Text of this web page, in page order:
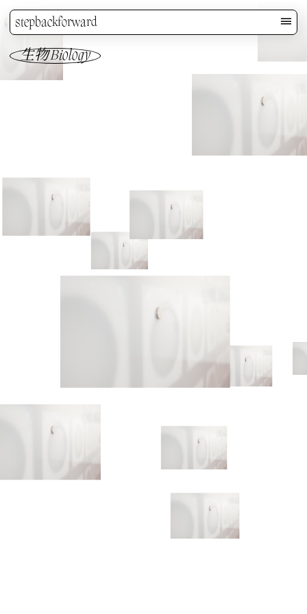
stepbackforward
生物 Biology